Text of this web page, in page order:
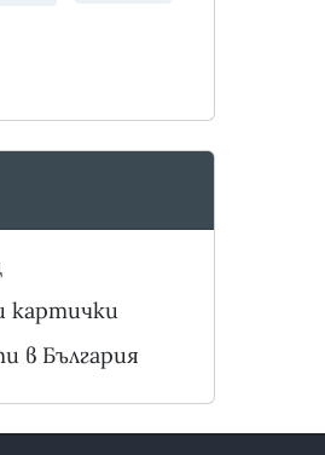
картички
в България